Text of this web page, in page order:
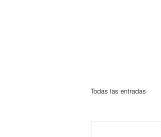
Todas las entradas